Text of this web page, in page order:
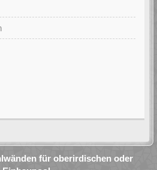
für oberirdischen oder